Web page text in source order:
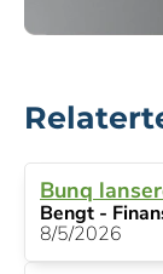
Bunq
Bengt -
8/5/2026